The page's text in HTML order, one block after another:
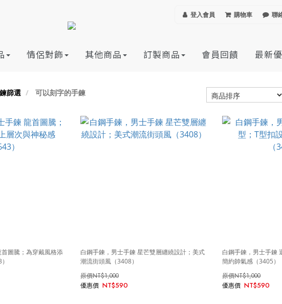
登入會員 購物車 聯
情侶對飾 其他商品 訂製商品 會員回饋 最新
篩選 可以刻字的手鍊
圖騰；為穿戴風格添
白鋼手鍊，男士手鍊 星芒雙層纏繞設計；美式
潮流街頭風（3408）
NT$1,000
NT$590
白鋼手鍊，男士手鍊
簡約帥氣感（3405）
NT$1,000
NT$590